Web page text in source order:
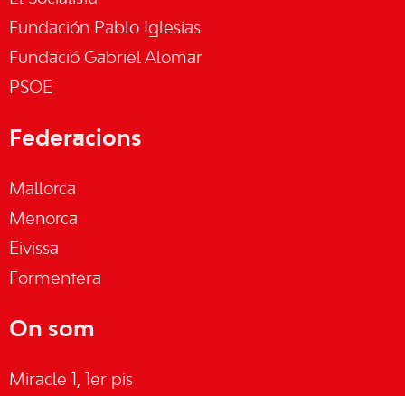
Fundación Pablo Iglesias
Fundació Gabriel Alomar
PSOE
Federacions
Mallorca
Menorca
Eivissa
Formentera
On som
Miracle 1, 1er pis